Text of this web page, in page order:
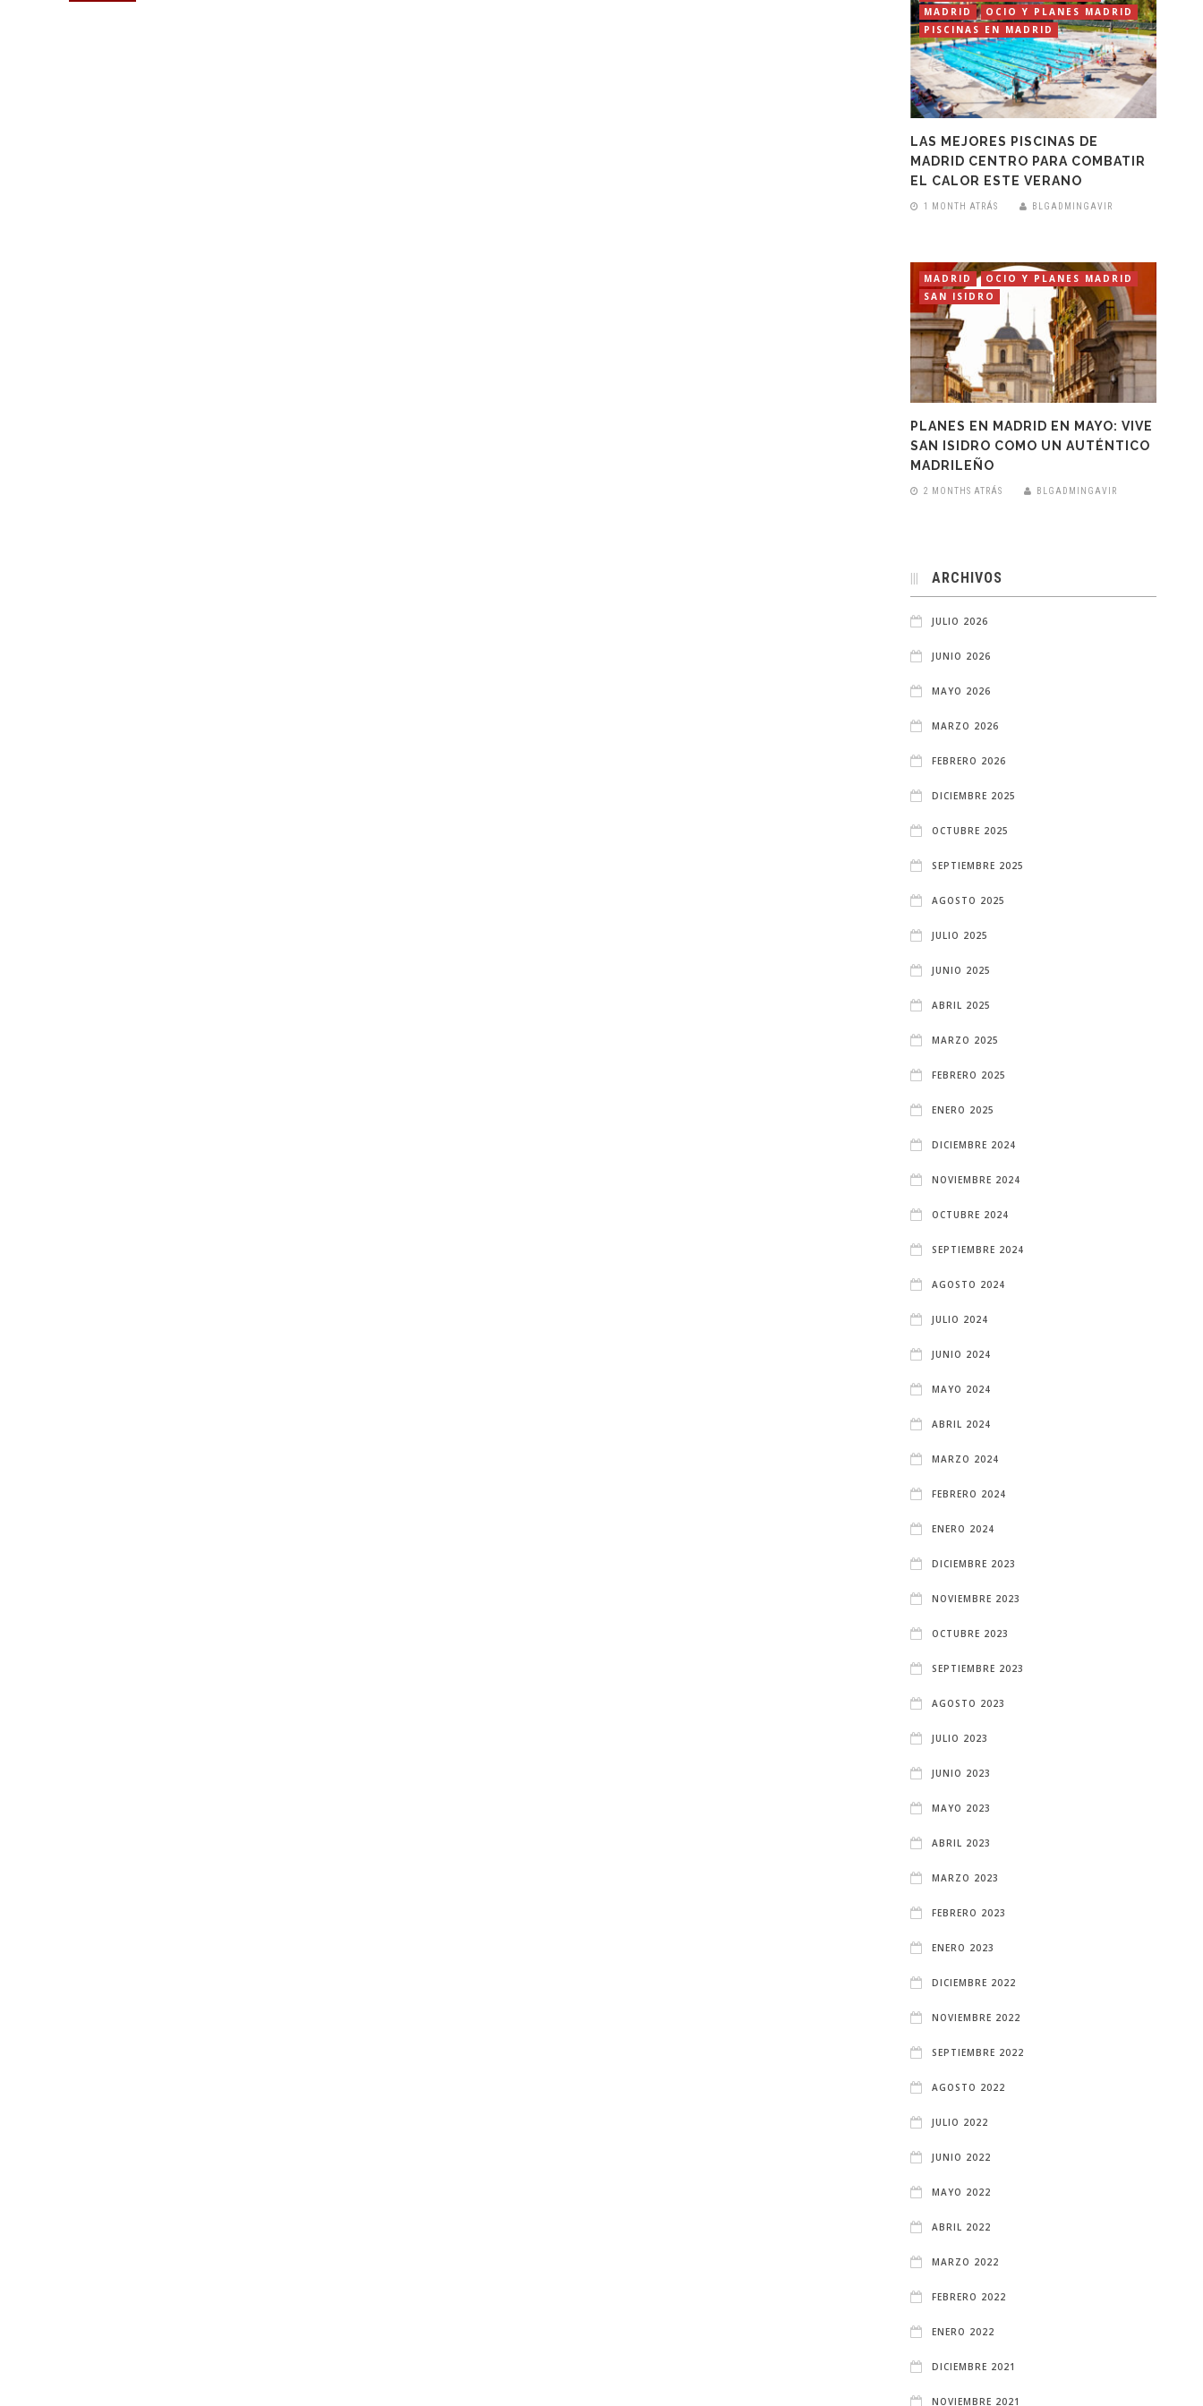
MADRID
OCIO Y PLANES MADRID
PISCINAS EN MADRID
LAS MEJORES PISCINAS DE
MADRID CENTRO PARA COMBATIR
EL CALOR ESTE VERANO
1 MONTH ATRÁS BLGADMINGAVIR
MADRID
OCIO Y PLANES MADRID
SAN ISIDRO
PLANES EN MADRID EN MAYO: VIVE
SAN ISIDRO COMO UN AUTÉNTICO
MADRILEÑO
2 MONTHS ATRÁS BLGADMINGAVIR
ARCHIVOS
JULIO 2026
JUNIO 2026
MAYO 2026
MARZO 2026
FEBRERO 2026
DICIEMBRE 2025
OCTUBRE 2025
SEPTIEMBRE 2025
AGOSTO 2025
JULIO 2025
JUNIO 2025
ABRIL 2025
MARZO 2025
FEBRERO 2025
ENERO 2025
DICIEMBRE 2024
NOVIEMBRE 2024
OCTUBRE 2024
SEPTIEMBRE 2024
AGOSTO 2024
JULIO 2024
JUNIO 2024
MAYO 2024
ABRIL 2024
MARZO 2024
FEBRERO 2024
ENERO 2024
DICIEMBRE 2023
NOVIEMBRE 2023
OCTUBRE 2023
SEPTIEMBRE 2023
AGOSTO 2023
JULIO 2023
JUNIO 2023
MAYO 2023
ABRIL 2023
MARZO 2023
FEBRERO 2023
ENERO 2023
DICIEMBRE 2022
NOVIEMBRE 2022
SEPTIEMBRE 2022
AGOSTO 2022
JULIO 2022
JUNIO 2022
MAYO 2022
ABRIL 2022
MARZO 2022
FEBRERO 2022
ENERO 2022
DICIEMBRE 2021
NOVIEMBRE 2021